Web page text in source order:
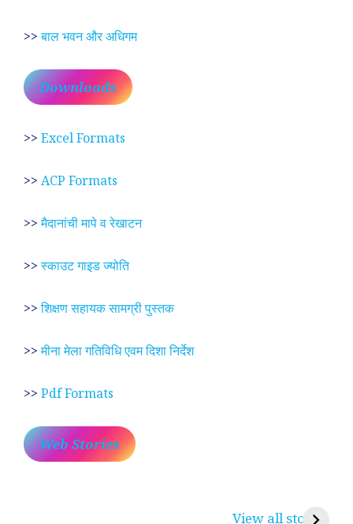
>>बाल भवन और अधिगम
Downloads
>> Excel Formats
>> ACP Formats
>>मैदानांची मापे व रेखाटन
>>स्काउट गाइड ज्योति
>>शिक्षण सहायक सामग्री पुस्तक
>>मीना मेला गतिविधि एवम दिशा निर्देश
>> Pdf Formats
Web Stories
View all stories
रामसा पीर, रुणेचा रा